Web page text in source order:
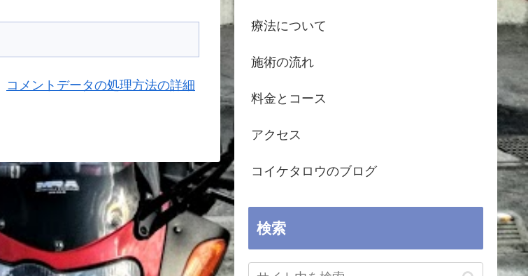
コメントデータの処理方法の詳細
療法について
施術の流れ
料金とコース
アクセス
コイケタロウのブログ
検索